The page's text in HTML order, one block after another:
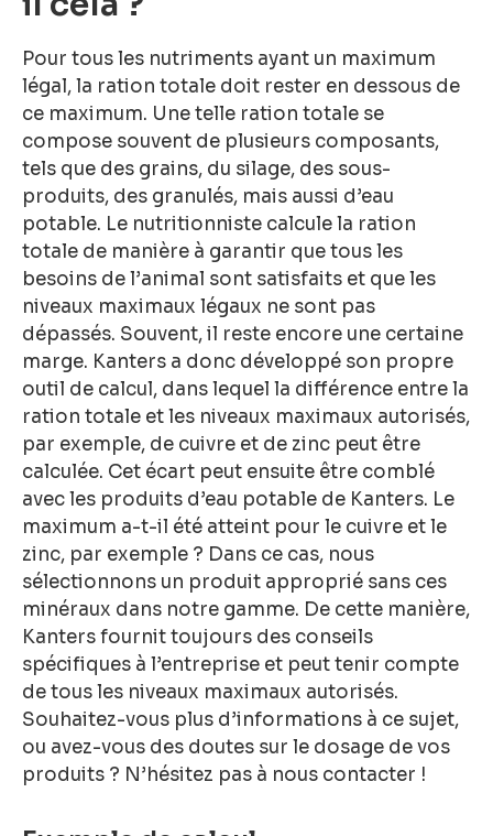
Pour tous les nutriments ayant un maximum
légal, la ration totale doit rester en dessous de
ce maximum. Une telle ration totale se
compose souvent de plusieurs composants,
tels que des grains, du silage, des sous-
produits, des granulés, mais aussi d’eau
potable. Le nutritionniste calcule la ration
totale de manière à garantir que tous les
besoins de l’animal sont satisfaits et que les
niveaux maximaux légaux ne sont pas
dépassés. Souvent, il reste encore une certaine
marge. Kanters a donc développé son propre
outil de calcul, dans lequel la différence entre la
ration totale et les niveaux maximaux autorisés,
par exemple, de cuivre et de zinc peut être
calculée. Cet écart peut ensuite être comblé
avec les produits d’eau potable de Kanters. Le
maximum a-t-il été atteint pour le cuivre et le
zinc, par exemple ? Dans ce cas, nous
sélectionnons un produit approprié sans ces
minéraux dans notre gamme. De cette manière,
Kanters fournit toujours des conseils
spécifiques à l’entreprise et peut tenir compte
de tous les niveaux maximaux autorisés.
Souhaitez-vous plus d’informations à ce sujet,
ou avez-vous des doutes sur le dosage de vos
produits ? N’hésitez pas à nous contacter !